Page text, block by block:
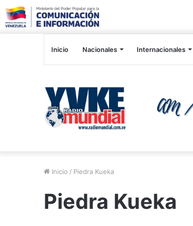
Inicio Nacionales Internacionales
Inicio / Piedra Kueka
Piedra Kueka